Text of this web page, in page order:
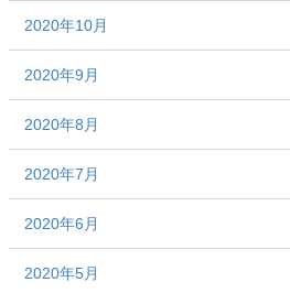
2020年10月
2020年9月
2020年8月
2020年7月
2020年6月
2020年5月